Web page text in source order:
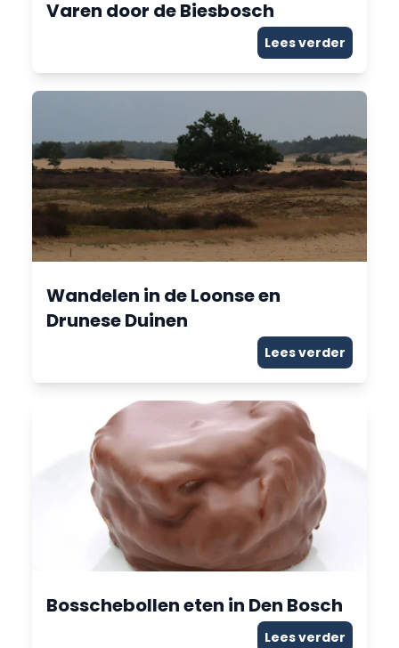
Varen door de Biesbosch
Lees verder
Wandelen in de Loonse en
Drunese Duinen
Lees verder
Bosschebollen eten in Den Bosch
Lees verder